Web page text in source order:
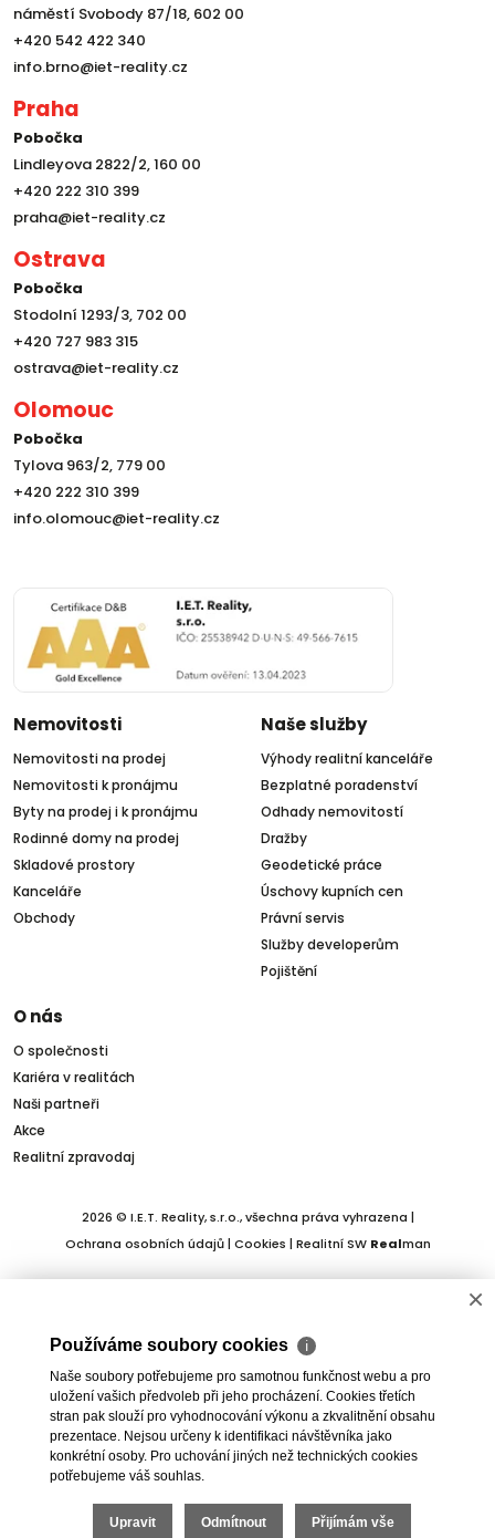
náměstí Svobody 87/18, 602 00
+420 542 422 340
info.brno@iet-reality.cz
Praha
Pobočka
Lindleyova 2822/2, 160 00
+420 222 310 399
praha@iet-reality.cz
Ostrava
Pobočka
Stodolní 1293/3, 702 00
+420 727 983 315
ostrava@iet-reality.cz
Olomouc
Pobočka
Tylova 963/2, 779 00
+420 222 310 399
info.olomouc@iet-reality.cz
Nemovitosti
Nemovitosti na prodej
Nemovitosti k pronájmu
Byty na prodej i k pronájmu
Rodinné domy na prodej
Skladové prostory
Kanceláře
Obchody
Naše služby
Výhody realitní kanceláře
Bezplatné poradenství
Odhady nemovitostí
Dražby
Geodetické práce
Úschovy kupních cen
Právní servis
Služby developerům
Pojištění
O nás
O společnosti
Kariéra v realitách
Naši partneři
Akce
Realitní zpravodaj
2026 © I.E.T. Reality, s.r.o., všechna práva vyhrazena |
Ochrana osobních údajů| Cookies | Realitní SW Realman
×
Používáme soubory cookies ℹ
Naše soubory potřebujeme pro samotnou funkčnost webu a pro
uložení vašich předvoleb při jeho procházení. Cookies třetích
stran pak slouží pro vyhodnocování výkonu a zkvalitnění obsahu
prezentace. Nejsou určeny k identifikaci návštěvníka jako
konkrétní osoby. Pro uchování jiných než technických cookies
potřebujeme váš souhlas.
Upravit Odmítnout Přijímám vše